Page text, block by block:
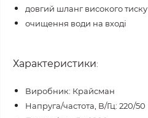
довгий шланг високого тиску
очищення води на вході
Характеристики:
Виробник: Крайсман
Напруга/частота, В/Гц: 220/50